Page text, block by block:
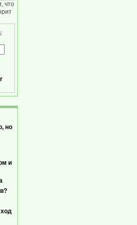
что
но
и